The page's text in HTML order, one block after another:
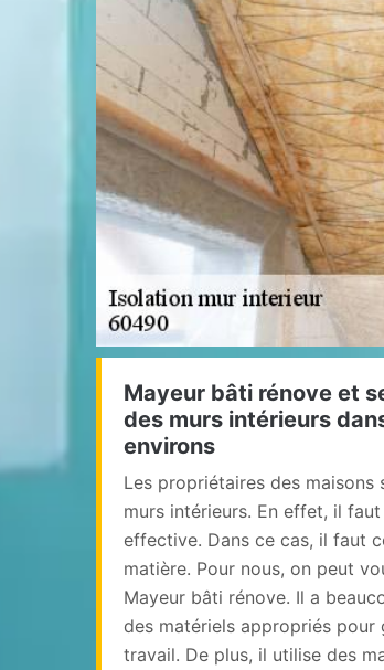
Mayeur bâti rénove et
des murs intérieurs
environs
Les propriétaires des
murs intérieurs. En effet, il
effective. Dans ce cas, il faut
matière. Pour nous, on peut
Mayeur bâti rénove. Il a
des matériels appropriés
travail. De plus, il utilise des